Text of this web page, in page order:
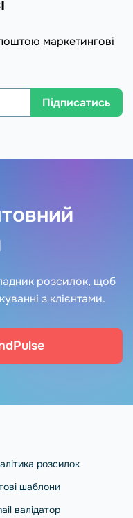
маркетингові
Підписатись
розсилок, щоб
з клієнтами.
розсилок
шаблони
валідатор